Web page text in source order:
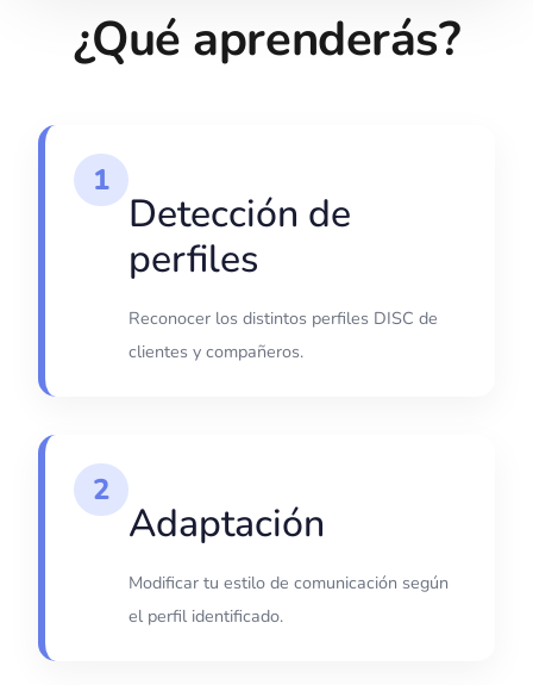
¿Qué aprenderás?
1
Detección de
perfiles
Reconocer los distintos perfiles DISC de
clientes y compañeros.
2
Adaptación
Modificar tu estilo de comunicación según
el perfil identificado.